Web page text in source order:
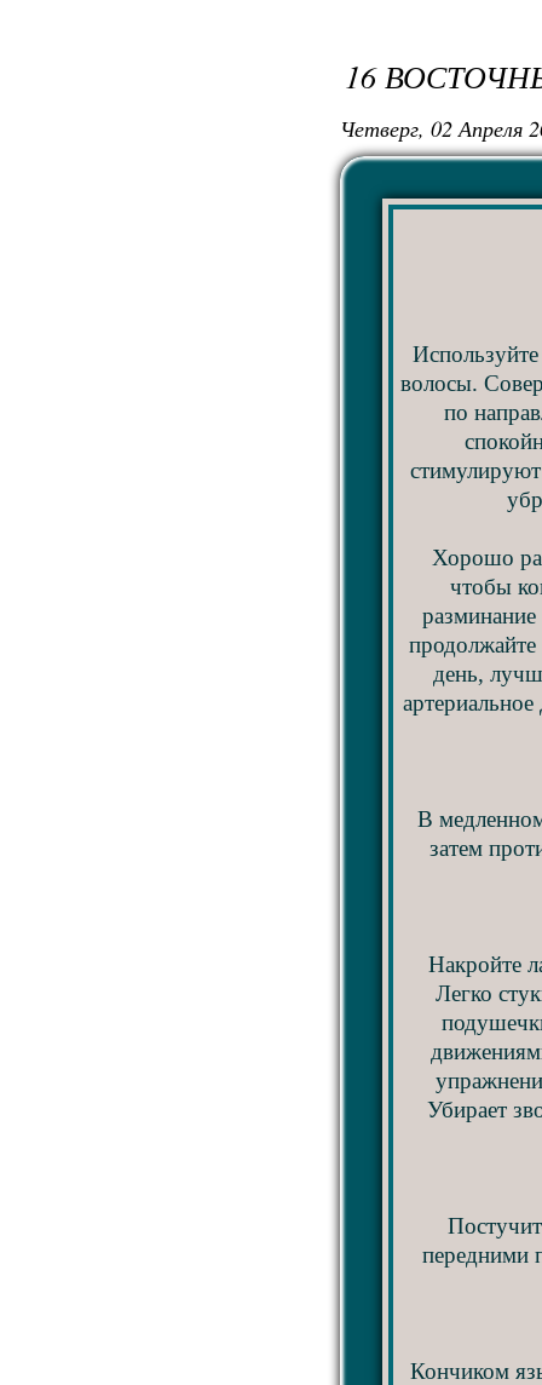
16
Четверг, 02 Апреля
волосы.
по
Хорошо
чтобы
день,
В
затем
Накройте
Легко
Убирает
передними
Кончиком